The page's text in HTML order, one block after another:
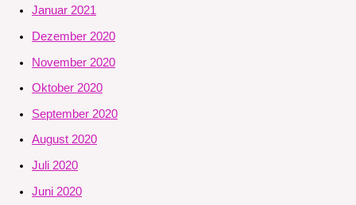
Januar 2021
Dezember 2020
November 2020
Oktober 2020
September 2020
August 2020
Juli 2020
Juni 2020